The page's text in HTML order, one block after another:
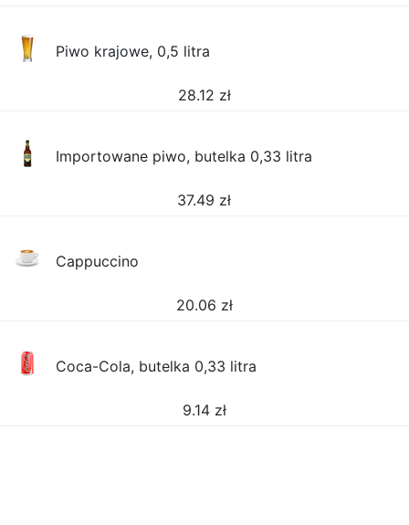
Piwo krajowe, 0,5 litra
28.12 zł
Importowane piwo, butelka 0,33 litra
37.49 zł
Cappuccino
20.06 zł
Coca-Cola, butelka 0,33 litra
9.14 zł